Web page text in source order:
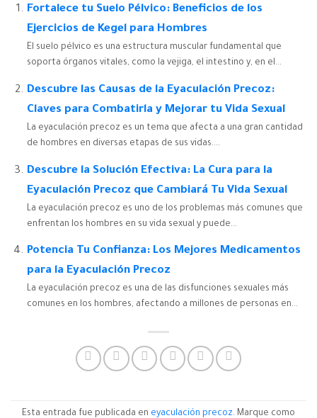
Fortalece tu Suelo Pélvico: Beneficios de los
Ejercicios de Kegel para Hombres
El suelo pélvico es una estructura muscular fundamental que
soporta órganos vitales, como la vejiga, el intestino y, en el...
Descubre las Causas de la Eyaculación Precoz:
Claves para Combatirla y Mejorar tu Vida Sexual
La eyaculación precoz es un tema que afecta a una gran cantidad
de hombres en diversas etapas de sus vidas....
Descubre la Solución Efectiva: La Cura para la
Eyaculación Precoz que Cambiará Tu Vida Sexual
La eyaculación precoz es uno de los problemas más comunes que
enfrentan los hombres en su vida sexual y puede...
Potencia Tu Confianza: Los Mejores Medicamentos
para la Eyaculación Precoz
La eyaculación precoz es una de las disfunciones sexuales más
comunes en los hombres, afectando a millones de personas en...
Esta entrada fue publicada en eyaculación precoz. Marque como